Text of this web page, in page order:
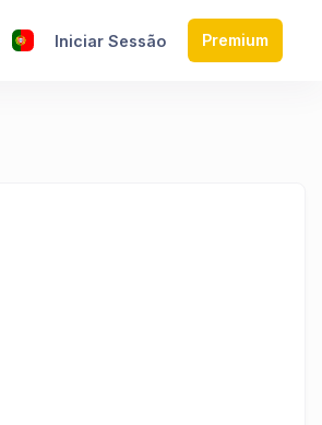
Iniciar Sessão Premium